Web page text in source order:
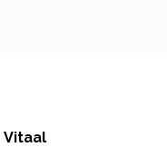
Vitaal